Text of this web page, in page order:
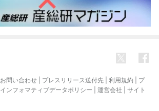
お問い合わせ プレスリリース送付先 利用規約
プ
インフォマティブデータポリシー 運営会社
サイト